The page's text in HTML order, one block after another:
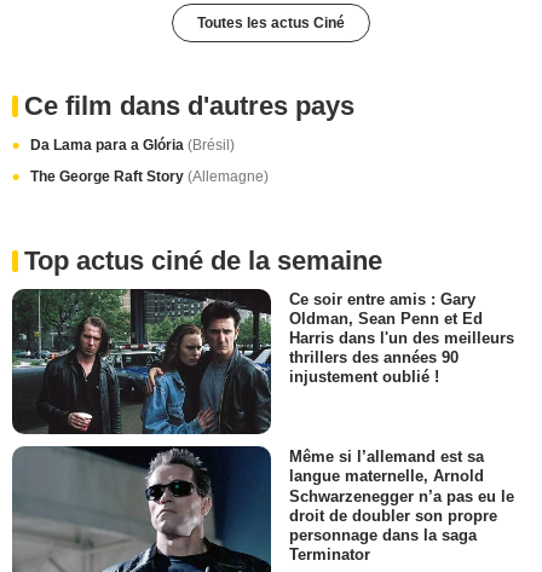
Toutes les actus Ciné
Ce film dans d'autres pays
Da Lama para a Glória (Brésil)
The George Raft Story (Allemagne)
Top actus ciné de la semaine
Ce soir entre amis : Gary
Oldman, Sean Penn et Ed
Harris dans l'un des meilleurs
thrillers des années 90
injustement oublié !
Même si l’allemand est sa
langue maternelle, Arnold
Schwarzenegger n’a pas eu le
droit de doubler son propre
personnage dans la saga
Terminator